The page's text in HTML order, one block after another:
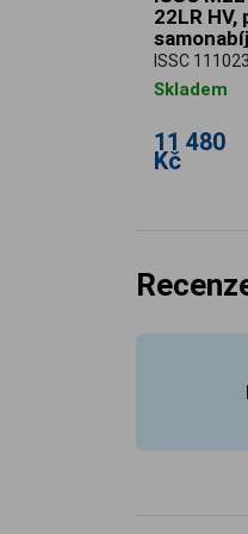
22LR HV,
nikl
ISSC 111023
Skladem
11 480
Kč